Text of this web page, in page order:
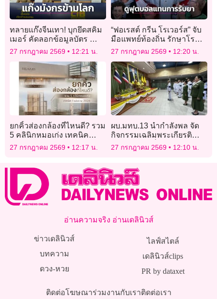
ทลายแก๊งจีนเทา! บุกยึดสคิม
เมอร์ คัดลอกข้อมูลบัตร ทำ
ปลอมรูดสูญ 29 ล้าน
27 กรกฎาคม 2569 12:21 น.
“ฟอเรสต์ กรีน โรเวอร์ส” จับ
มือแพทย์ท้องถิ่น รักษาโรค
ซึมเศร้าด้วยการ “เปลี่ยนจาก
รับยา มาดูฟุตบอลแทน”
27 กรกฎาคม 2569 12:20 น.
ยกคิ้วส่องกล้องที่ไหนดี? รวม
5 คลินิกหมอเก่ง เทคนิค
Endotine 2026
27 กรกฎาคม 2569 12:17 น.
ผบ.มทบ.13 นำกำลังพล จัด
กิจกรรมเฉลิมพระเกียรติ
พระบาทสมเด็จพระเจ้าอยู่หัว
28 กรกฎาคม
27 กรกฎาคม 2569 12:10 น.
อ่านความจริง อ่านเดลินิวส์
ข่าวเดลินิวส์
บทความ
ดวง-หวย
ไลฟ์สไตล์
เดลินิวส์clips
PR by dataxet
ติดต่อโฆษณาร่วมงานกับเราติดต่อเรา